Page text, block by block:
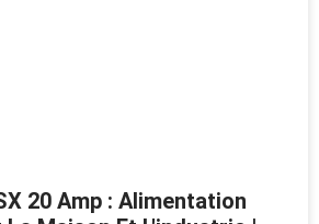
20 Amp : Alimentation